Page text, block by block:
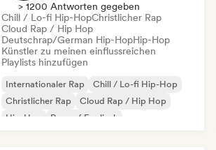
> 1200 Antworten gegeben
Chill / Lo-fi Hip-HopChristlicher Rap
Cloud Rap / Hip Hop
Deutschrap/German Hip-HopHip-Hop
Künstler zu meinen einflussreichen
Playlists hinzufügen
Internationaler Rap
Chill / Lo-fi Hip-Hop
Christlicher Rap
Cloud Rap / Hip Hop
Hip-Hop
Rap auf Englisch